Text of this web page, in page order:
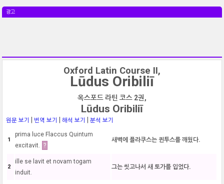
광고
Oxford Latin Course II,
Lūdus Oribiliī
옥스포드 라틴 코스 2권,
Lūdus Oribiliī
원문 보기 | 번역 보기 |해석 보기 |분석 보기
1
prima luce Flaccus Quintum
excitavit.
?
새벽에 플라쿠스는 퀸투스를 깨웠다.
2
ille se lavit et novam togam
induit.
그는 씻고나서 새 토가를 입었다.